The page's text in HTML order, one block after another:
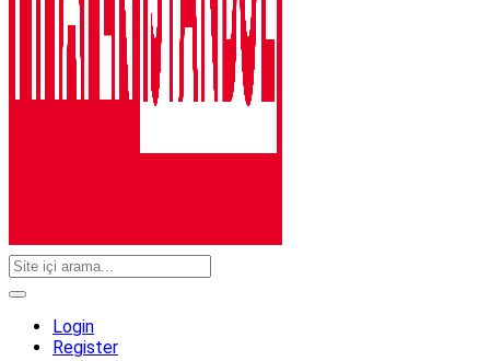
Login
Register